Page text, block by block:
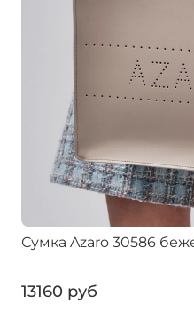
Сумка Azaro 30586
13160 руб